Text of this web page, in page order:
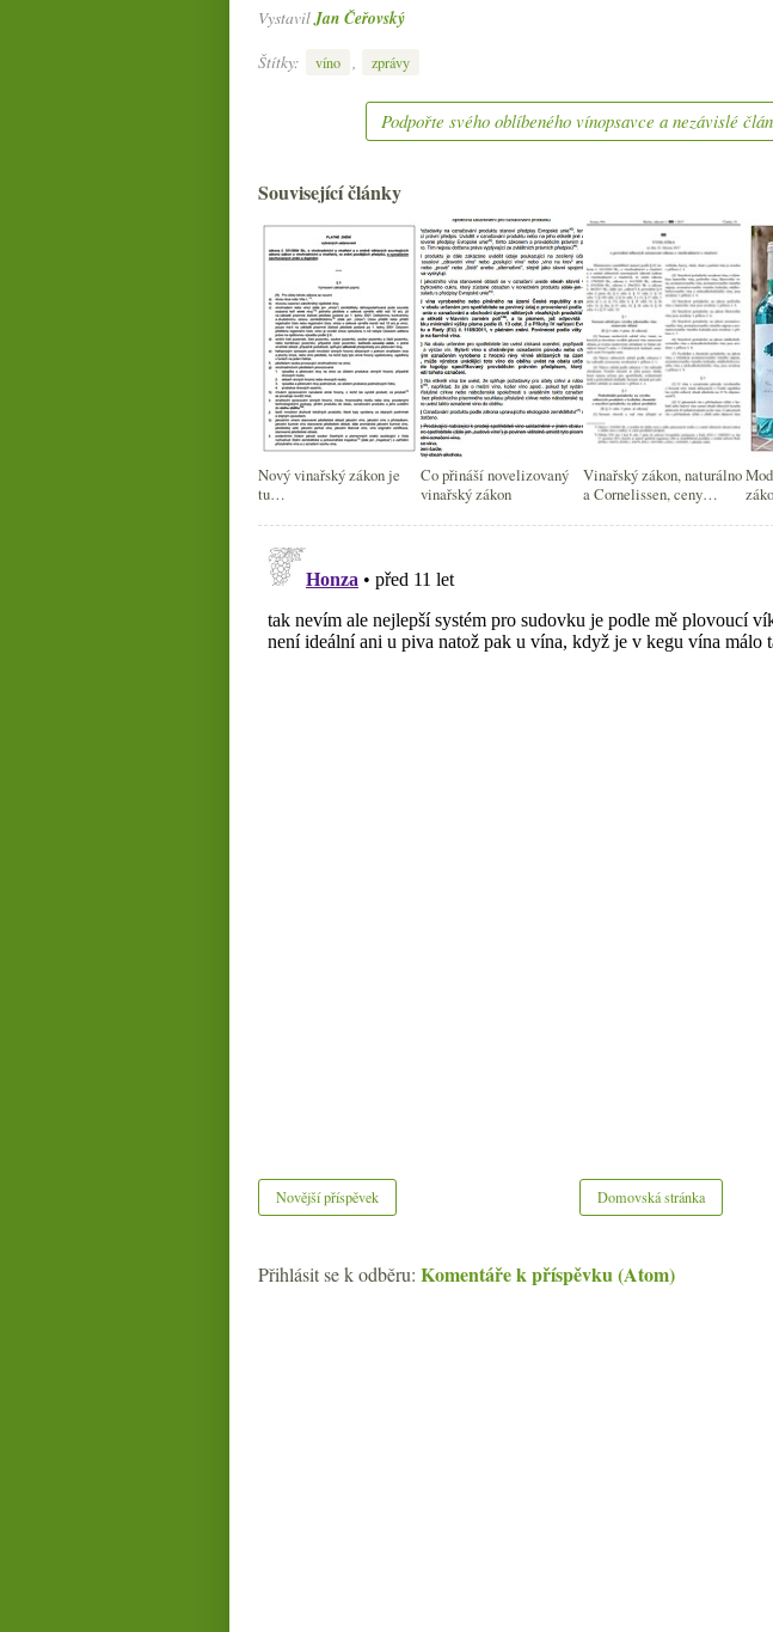
VystavilJan Čeřovský
Štítky:
víno zprávy
Podpořte svého oblíbeného vínopsavce a nezávislé
Související články
Nový vinařský zákon je
tu…
Co přináší novelizovaný
vinařský zákon
Vinařský zákon, naturálno
a Cornelissen, ceny
láhev…
Novější příspěvek Domovská stránka
Přihlásit se k odběru: Komentáře k příspěvku (Atom)